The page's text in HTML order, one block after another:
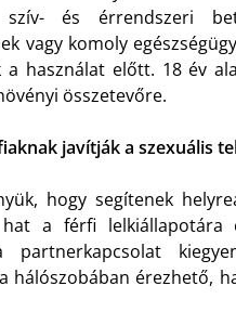
és érrendszeri
vagy komoly
a használat előtt. 18 év
összetevőre.
javítják a szexuális
hogy segítenek
hat a férfi
partnerkapcsolat
hálószobában érezhető,